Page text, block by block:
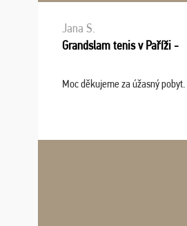
Jana S.
Grandslam tenis v Paříži -
Moc děkujeme za úžasný